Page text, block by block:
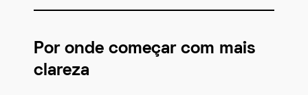
Por onde começar com mais
clareza